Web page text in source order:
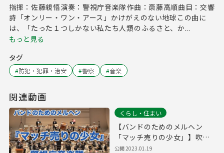
指揮：佐藤親悟演奏：警視庁音楽隊作曲：斎藤高順曲目：交響
詩「オンリー・ワン・アース」かけがえのない地球この曲に
は、「たった１つしかない私たち人類のふるさと、か...
もっと見る
タグ
#防犯・犯罪・治安 #警察 #音楽
関連動画
くらし・住まい
【バンドのためのメルヘン
「マッチ売りの少女」】吹奏
楽 Tokyo Metropolitan
公開2023.01.19